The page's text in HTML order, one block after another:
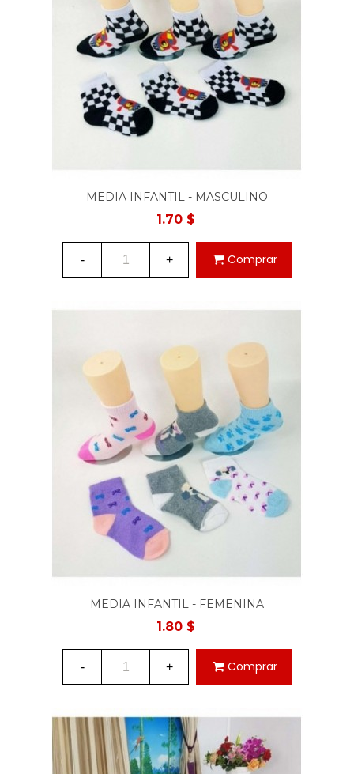
MEDIA INFANTIL - MASCULINO
1.70 $
- + Comprar
MEDIA INFANTIL - FEMENINA
1.80 $
- + Comprar